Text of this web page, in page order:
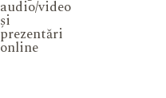
audio/video
și
prezentări
online